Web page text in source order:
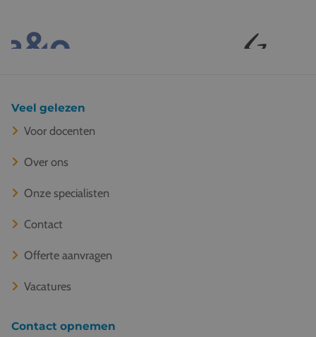
Veel gelezen
Voor docenten
Over ons
Onze specialisten
Contact
Offerte aanvragen
Vacatures
Contact opnemen